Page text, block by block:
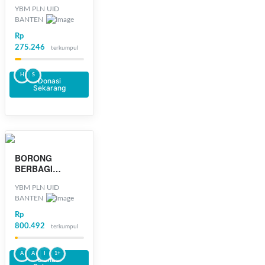
YBM PLN UID
BANTEN
Rp
275.246
terkumpul
H S
sudah berakhir
Donasi
Sekarang
BORONG
BERBAGI
YBM PLN UID
BANTEN
Rp
800.492
terkumpul
A A 1+
Donasi